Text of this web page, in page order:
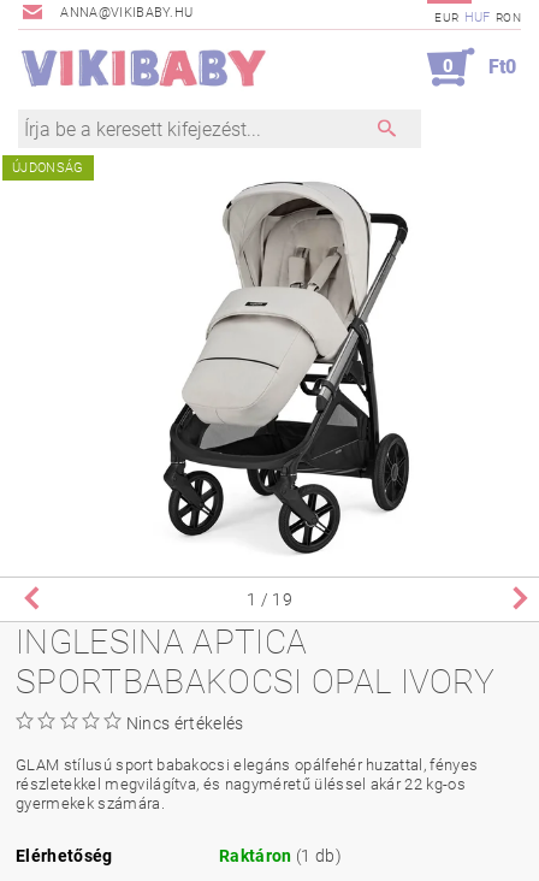
ANNA@VIKIBABY.HU EUR HUF RON
0 Ft0
ÚJDONSÁG
1 / 19
INGLESINA APTICA
SPORTBABAKOCSI OPAL IVORY
Nincs értékelés
GLAM stílusú sport babakocsi elegáns opálfehér huzattal, fényes
részletekkel megvilágítva, és nagyméretű üléssel akár 22 kg-os
gyermekek számára.
Elérhetőség Raktáron (1 db)